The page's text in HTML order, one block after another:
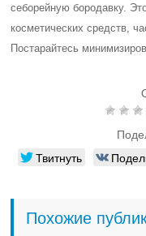
себорейную бородавку.
косметических средств,
Постарайтесь
Твитнуть
Похожие